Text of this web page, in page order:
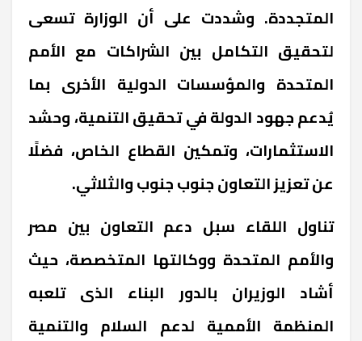
المتجددة. وشددت على أن الوزارة تسعى
لتحقيق التكامل بين الشراكات مع الأمم
المتحدة والمؤسسات الدولية الأخرى بما
يُدعم جهود الدولة في تحقيق التنمية، وحشد
الاستثمارات، وتمكين القطاع الخاص، فضلًا
عن تعزيز التعاون جنوب جنوب والثلاثي.
تناول اللقاء سبل دعم التعاون بين مصر
والأمم المتحدة ووكالتها المتخصصة، حيث
أشاد الوزيران بالدور البناء الذى تلعبه
المنظمة الأممية لدعم السلام والتنمية